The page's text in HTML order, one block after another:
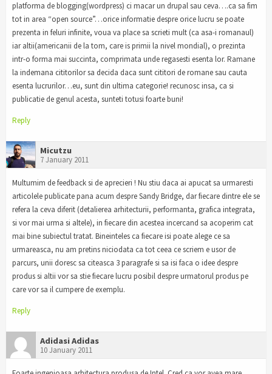
platforma de blogging(wordpress) ci macar un drupal sau ceva….ca sa fim
tot in area “open source”…orice informatie despre orice lucru se poate
prezenta in feluri infinite, voua va place sa scrieti mult (ca asa-i romanaul)
iar altii(americanii de la tom, care is primii la nivel mondial), o prezinta
intr-o forma mai succinta, comprimata unde regasesti esenta lor. Ramane
la indemana cititorilor sa decida daca sunt cititori de romane sau cauta
esenta lucrurilor…eu, sunt din ultima categorie! recunosc insa, ca si
publicatie de genul acesta, sunteti totusi foarte buni!
Reply
Micutzu
7 January 2011
Multumim de feedback si de aprecieri ! Nu stiu daca ai apucat sa urmaresti
articolele publicate pana acum despre Sandy Bridge, dar fiecare dintre ele se
refera la ceva diferit (detalierea arhitecturii, performanta, grafica integrata,
si vor mai urma si altele), in fiecare din acestea incercand sa acoperim cat
mai bine subiectul tratat. Bineinteles ca fiecare isi poate alege ce sa
urmareasca, nu am pretins niciodata ca tot ceea ce scriem e usor de
parcurs, unii doresc sa citeasca 3 paragrafe si sa isi faca o idee despre
produs si altii vor sa stie fiecare lucru posibil despre urmatorul produs pe
care vor sa il cumpere de exemplu.
Reply
Adidasi Adidas
10 January 2011